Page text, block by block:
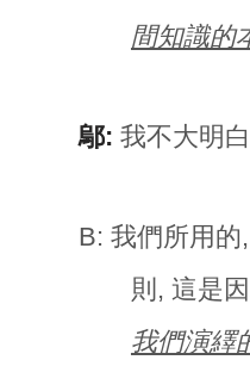
間知識的
鄔: 我不大明
B: 我們所用的
則, 這是
我們演繹